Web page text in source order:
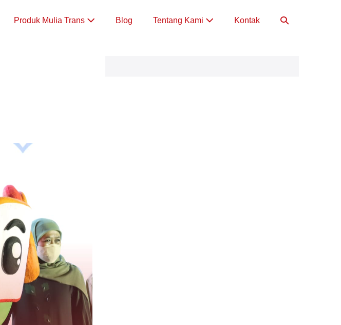
Produk Mulia Trans Blog Tentang Kami Kontak
Toggle